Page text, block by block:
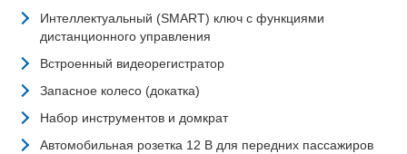
Интеллектуальный (SMART) ключ с функциями
дистанционного управления
Встроенный видеорегистратор
Запасное колесо (докатка)
Набор инструментов и домкрат
Автомобильная розетка 12 В для передних пассажиров